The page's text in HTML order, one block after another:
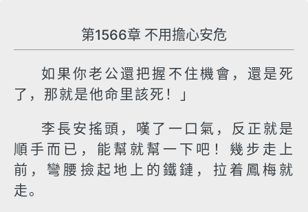
第1566章 不用擔心安危
如果你老公還把握不住機會，還是死
了，那就是他命里該死！」
李長安搖頭，嘆了一口氣，反正就是
順手而已，能幫就幫一下吧！幾步走上
前，彎腰撿起地上的鐵鏈，拉着鳳梅就
走。